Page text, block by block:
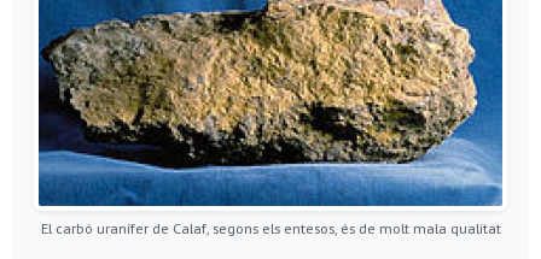
El carbó uranífer de Calaf, segons els entesos, és de molt mala qualitat